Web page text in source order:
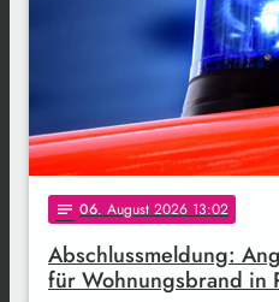
notes 06. August 2026 13:02
Abschlussmeldung:
für Wohnungsbrand in